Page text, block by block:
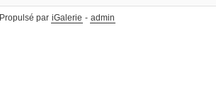
Propulsé par iGalerie - admin